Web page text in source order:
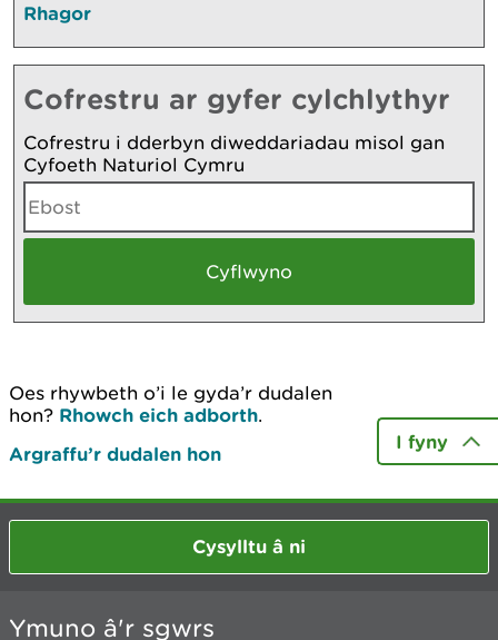
Rhagor
Cofrestru ar gyfer cylchlythyr
Cofrestru i dderbyn diweddariadau misol gan
Cyfoeth Naturiol Cymru
Oes rhywbeth o’i le gyda’r dudalen
hon? Rhowch eich adborth.
Argraffu’r dudalen hon
I fyny
Cysylltu â ni
Ymuno â'r sgwrs